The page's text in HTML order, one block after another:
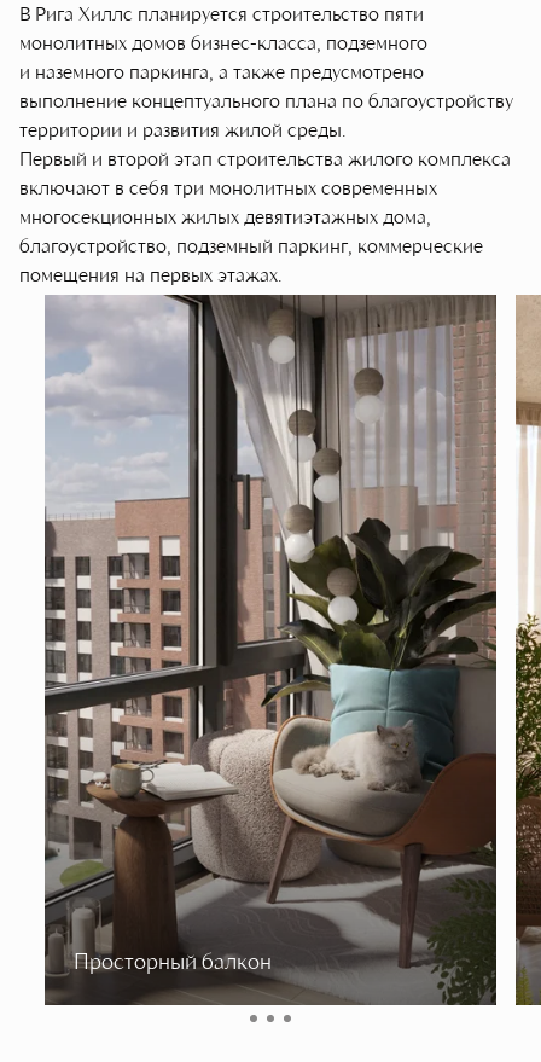
В Рига Хиллс планируется строительство пяти
монолитных домов бизнес-класса, подземного
и наземного паркинга, а также предусмотрено
выполнение концептуального плана по благоустройству
территории и развития жилой среды.
Первый и второй этап строительства жилого комплекса
включают в себя три монолитных современных
многосекционных жилых девятиэтажных дома,
благоустройство, подземный паркинг, коммерческие
помещения на первых этажах.
Просторный балкон